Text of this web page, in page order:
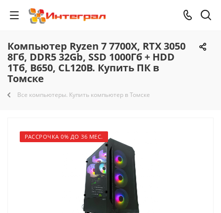
Компьютер Ryzen 7 7700X, RTX 3050
8Гб, DDR5 32Gb, SSD 1000Гб + HDD
1Тб, B650, CL120B. Купить ПК в
Томске
Все компьютеры. Купить компьютер в Томске
РАССРОЧКА 0% ДО 36 МЕС.